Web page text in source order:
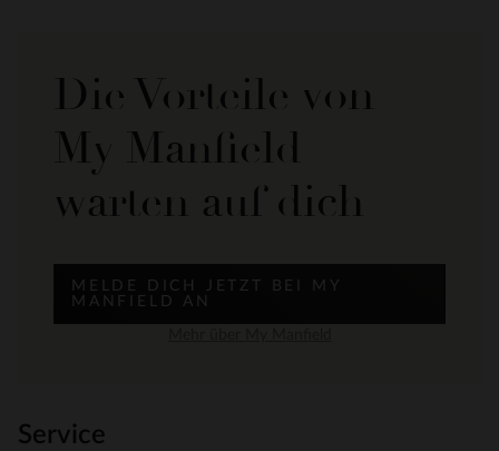
Die Vorteile von
My Manfield
warten auf dich
MELDE DICH JETZT BEI MY
MANFIELD AN
Service